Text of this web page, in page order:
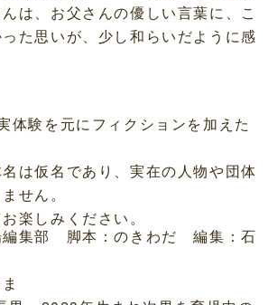
は、お父さんの優しい言葉に、こ
た思いが、少し和らいだように感
体験を元にフィクションを加えた
は仮名であり、実在の人物や団体
せん。
楽しみください。
編集部 脚本：のきわだ 編集：石